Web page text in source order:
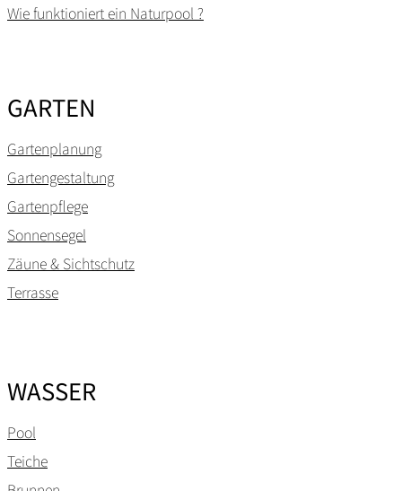
Wie funktioniert ein Naturpool ?
GARTEN
Gartenplanung
Gartengestaltung
Gartenpflege
Sonnensegel
Zäune & Sichtschutz
Terrasse
WASSER
Pool
Teiche